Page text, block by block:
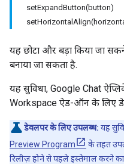
setExpandButton(button)
यह छोटा और बड़ा किया जा
बनाया जा सकता है.
यह सुविधा, Google Chat
Workspace ऐड-ऑन के लिए
डेवलपर के लिए उपलब्ध: यह
Preview Program
के तहत
रिलीज़ होने से पहले इस्तेमाल करने